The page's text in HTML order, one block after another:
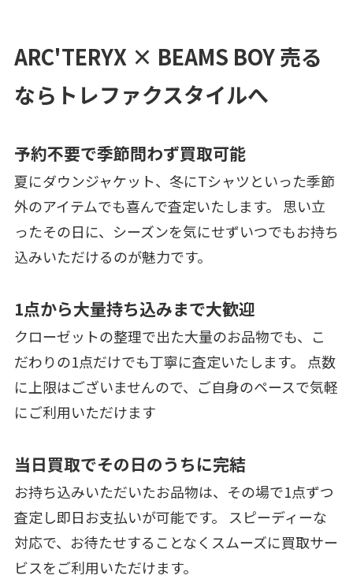
ARC'TERYX × BEAMS BOY 売る
ならトレファクスタイルへ
予約不要で季節問わず買取可能
夏にダウンジャケット、冬にTシャツといった季節
外のアイテムでも喜んで査定いたします。 思い立
ったその日に、シーズンを気にせずいつでもお持ち
込みいただけるのが魅力です。
1点から大量持ち込みまで大歓迎
クローゼットの整理で出た大量のお品物でも、こ
だわりの1点だけでも丁寧に査定いたします。 点数
に上限はございませんので、ご自身のペースで気軽
にご利用いただけます
当日買取でその日のうちに完結
お持ち込みいただいたお品物は、その場で1点ずつ
査定し即日お支払いが可能です。 スピーディーな
対応で、お待たせすることなくスムーズに買取サー
ビスをご利用いただけます。